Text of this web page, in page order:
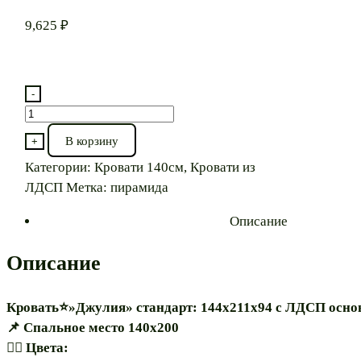
9,625₽
-
Количество
товара
Кровать⭐"Джулия
140"
+ В корзину
Категории:Кровати 140см,Кровати из
ЛДСП Метка:пирамида
Описание
Описание
Кровать⭐»Джулия» стандарт: 144х211х94 с ЛДСП
📌 Спальное место 140х200
🏳️‍🌈 Цвета: